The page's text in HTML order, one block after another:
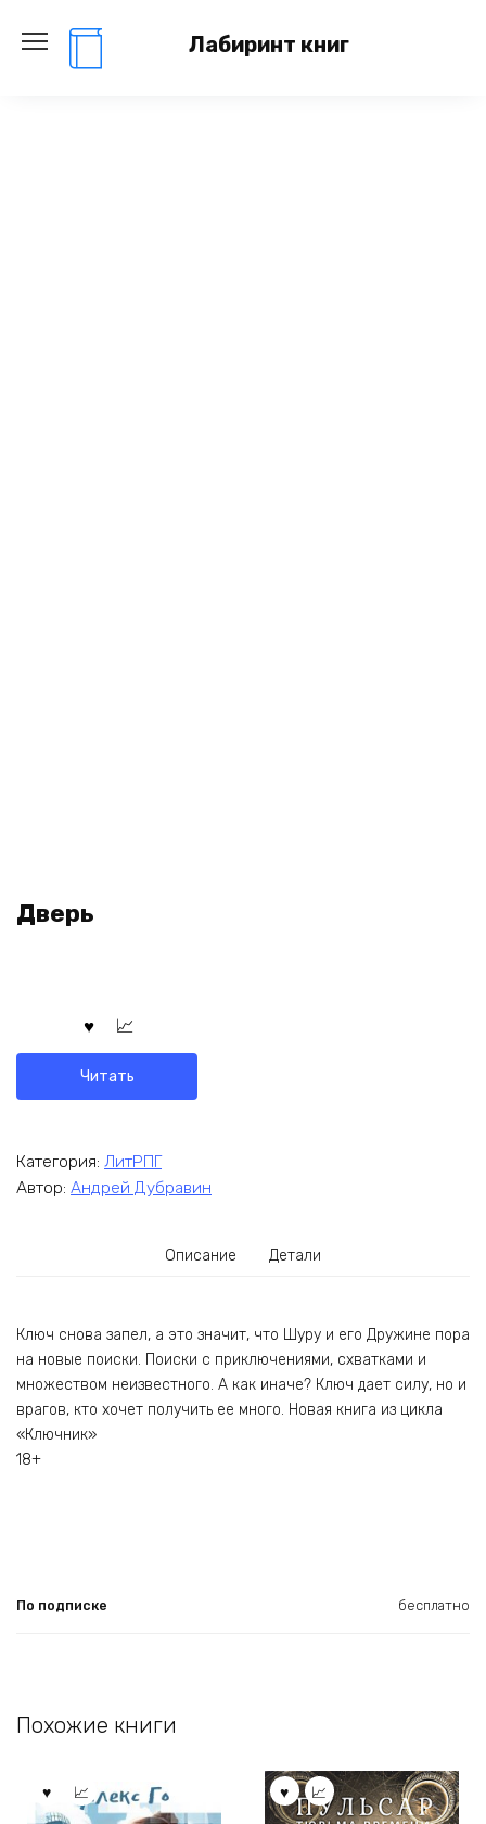
содержанию
Лабиринт книг
Дверь
Читать
Категория: ЛитРПГ
Автор: Андрей Дубравин
Описание Детали
Ключ снова запел, а это значит, что Шуру и его Дружине пора
на новые поиски. Поиски с приключениями, схватками и
множеством неизвестного. А как иначе? Ключ дает силу, но и
врагов, кто хочет получить ее много. Новая книга из цикла
«Ключник»
18+
По подписке бесплатно
Похожие книги